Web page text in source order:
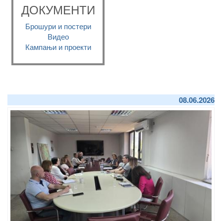
ДОКУМЕНТИ
Брошури и постери
Видео
Кампањи и проекти
08.06.2026